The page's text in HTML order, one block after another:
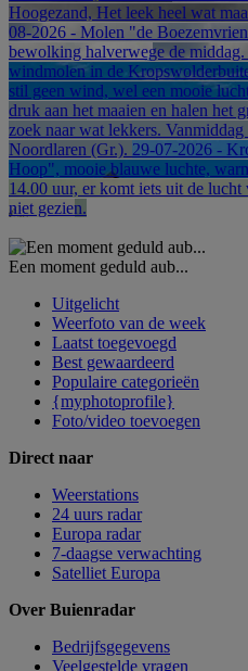
Hoogezand, Het leek heel wat
08-2026 - Molen "de
bewolking halverwege de middag.
windmolen in de
stil geen wind, wel een mooie
druk aan het maaien en halen het
zoek naar wat lekkers.
Noordlaren (Gr.). 29-07-2026 -
Hoop", mooie blauwe luchte,
14.00 uur, er komt iets uit de
niet gezien.
Een moment geduld aub...
Uitgelicht
Weerfoto van de week
Laatst toegevoegd
Best gewaardeerd
Populaire categorieën
{myphotoprofile}
Foto/video toevoegen
Direct naar
Weerstations
24 uurs radar
Europa radar
7-daagse verwachting
Satelliet Europa
Over Buienradar
Bedrijfsgegevens
Veelgestelde vragen